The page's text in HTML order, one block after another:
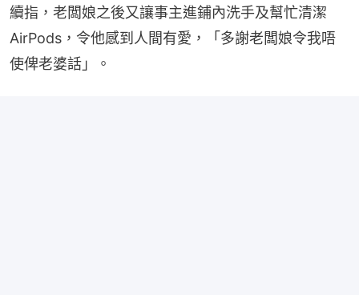
續指，老闆娘之後又讓事主進鋪內洗手及幫忙清潔
AirPods，令他感到人間有愛，「多謝老闆娘令我唔
使俾老婆話」。